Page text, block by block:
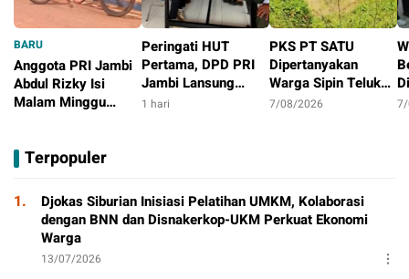
BARU
Anggota PRI Jambi
Abdul Rizky Isi
Malam Minggu
Aktivitas Positif
Peringati HUT
Pertama, DPD PRI
Jambi Lansung
Berbagi Dengan
1 hari
PKS PT SATU
Dipertanyakan
Warga Sipin Teluk
Duren, Jarak Dekat
7/08/2026
Terpopuler
1.
Djokas Siburian Inisiasi Pelatihan UMKM, Kolaborasi
dengan BNN dan Disnakerkop-UKM Perkuat Ekonomi
Warga
13/07/2026